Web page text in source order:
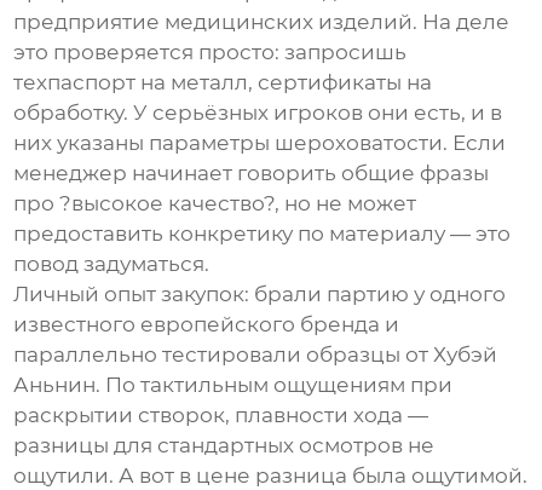
предприятие медицинских изделий. На деле
это проверяется просто: запросишь
техпаспорт на металл, сертификаты на
обработку. У серьёзных игроков они есть, и в
них указаны параметры шероховатости. Если
менеджер начинает говорить общие фразы
про ?высокое качество?, но не может
предоставить конкретику по материалу — это
повод задуматься.
Личный опыт закупок: брали партию у одного
известного европейского бренда и
параллельно тестировали образцы от Хубэй
Аньнин. По тактильным ощущениям при
раскрытии створок, плавности хода —
разницы для стандартных осмотров не
ощутили. А вот в цене разница была ощутимой.